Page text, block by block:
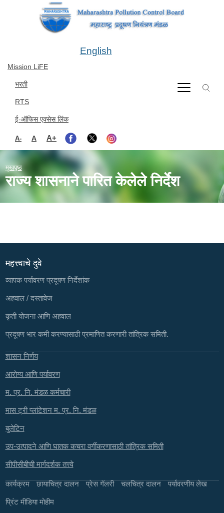
Mission LiFE
भरती
RTS
ई-ऑफिस एक्सेस लिंक
A- A A+
English
मुखपृष्ठ
राज्य शासनाने पारित केलेले निर्देश
महत्त्वाचे दुवे
व्यापक पर्यावरण प्रदूषण निर्देशांक
अहवाल / दस्तावेज
कृती योजना आणि अहवाल
प्रदूषण भार कमी करण्यासाठी प्रमाणित करणारी तांत्रिक समिती.
शासन निर्णय
आरोग्य आणि पर्यावरण
म. प्र. नि. मंडळ कर्मचारी
मास ट्री प्लांटेशन म. प्र. नि. मंडळ
बुलेटिन
उप-उत्पादने आणि घातक कचरा वर्गीकरणासाठी तांत्रिक समिती
सीपीसीबीची मार्गदर्शक तत्त्वे
कार्यक्रम छायाचित्र दालन प्रेस गॅलरी चलचित्र दालन पर्यावरणीय लेख
प्रिंट मीडिया मोहीम